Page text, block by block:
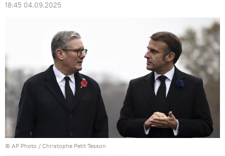
18:45 04.09.2025
© AP Photo / Christophe Petit Tesson